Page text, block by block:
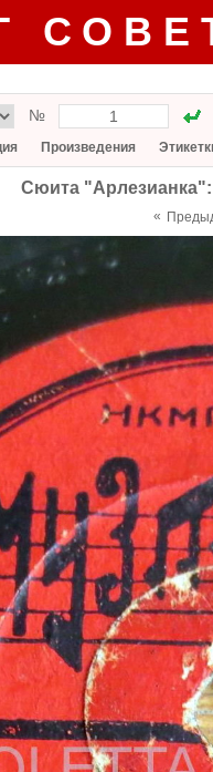
№
Произведения
Сюита "Арлезианка":
«